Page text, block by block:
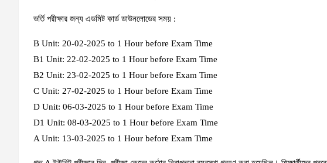
ভর্তি পরীক্ষার জন্য এডমিট কার্ড ডাউনলোডের সময় :
B Unit: 20-02-2025 to 1 Hour before Exam Time
B1 Unit: 22-02-2025 to 1 Hour before Exam Time
B2 Unit: 23-02-2025 to 1 Hour before Exam Time
C Unit: 27-02-2025 to 1 Hour before Exam Time
D Unit: 06-03-2025 to 1 Hour before Exam Time
D1 Unit: 08-03-2025 to 1 Hour before Exam Time
A Unit: 13-03-2025 to 1 Hour before Exam Time